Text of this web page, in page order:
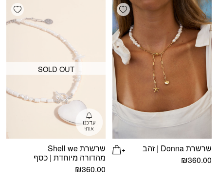
Add wishlist
שרשרת Donna | זהב
₪360.00
SOLD OUT
שרשרת Shell we
מהדורה מיוחדת | כסף
₪360.00